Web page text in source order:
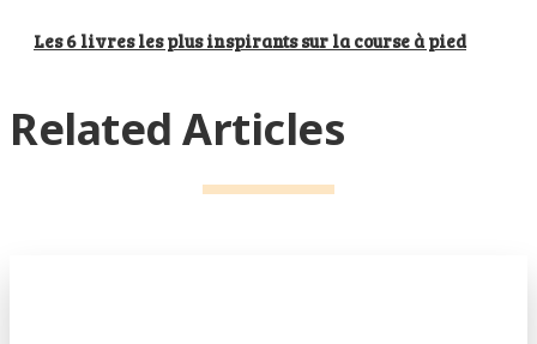
Les 6 livres les plus inspirants sur la course à pied
Related Articles